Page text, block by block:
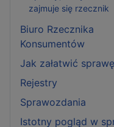
zajmuje się rzecznik
Biuro Rzecznika
Konsumentów
Jak załatwić
Rejestry
Sprawozdania
Istotny pogląd w